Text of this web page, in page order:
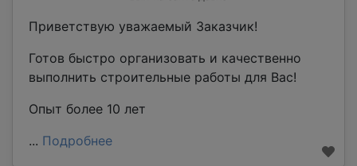
Приветствую уважаемый Заказчик!
Готов быстро организовать и качественно
выполнить строительные работы для Вас!
Опыт более 10 лет
... Подробнее